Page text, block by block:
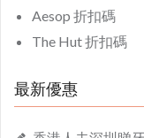
Aesop 折扣碼
The Hut 折扣碼
最新優惠